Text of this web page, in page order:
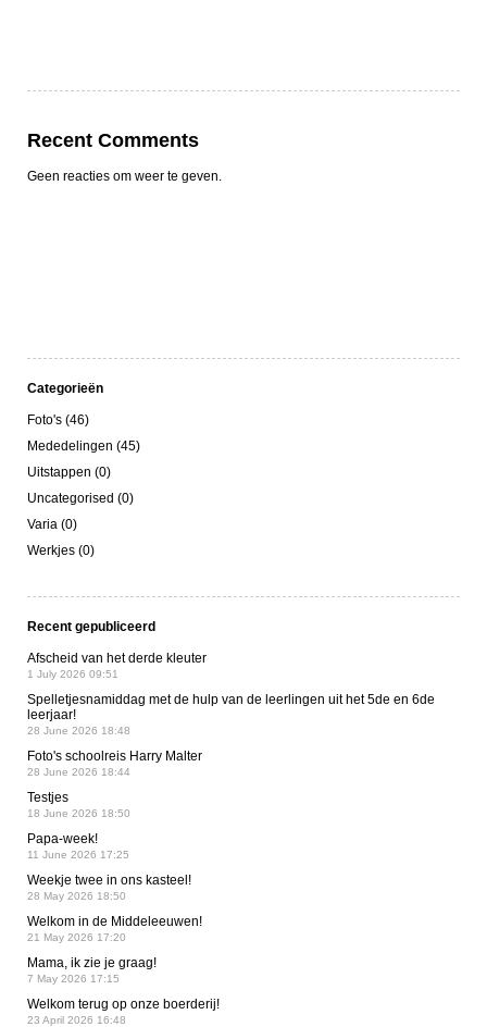
Recent Comments
Geen reacties om weer te geven.
Categorieën
Foto's (46)
Mededelingen (45)
Uitstappen (0)
Uncategorised (0)
Varia (0)
Werkjes (0)
Recent gepubliceerd
Afscheid van het derde kleuter
1 July 2026 09:51
Spelletjesnamiddag met de hulp van de leerlingen uit het 5de en 6de
leerjaar!
28 June 2026 18:48
Foto's schoolreis Harry Malter
28 June 2026 18:44
Testjes
18 June 2026 18:50
Papa-week!
11 June 2026 17:25
Weekje twee in ons kasteel!
28 May 2026 18:50
Welkom in de Middeleeuwen!
21 May 2026 17:20
Mama, ik zie je graag!
7 May 2026 17:15
Welkom terug op onze boerderij!
23 April 2026 16:48